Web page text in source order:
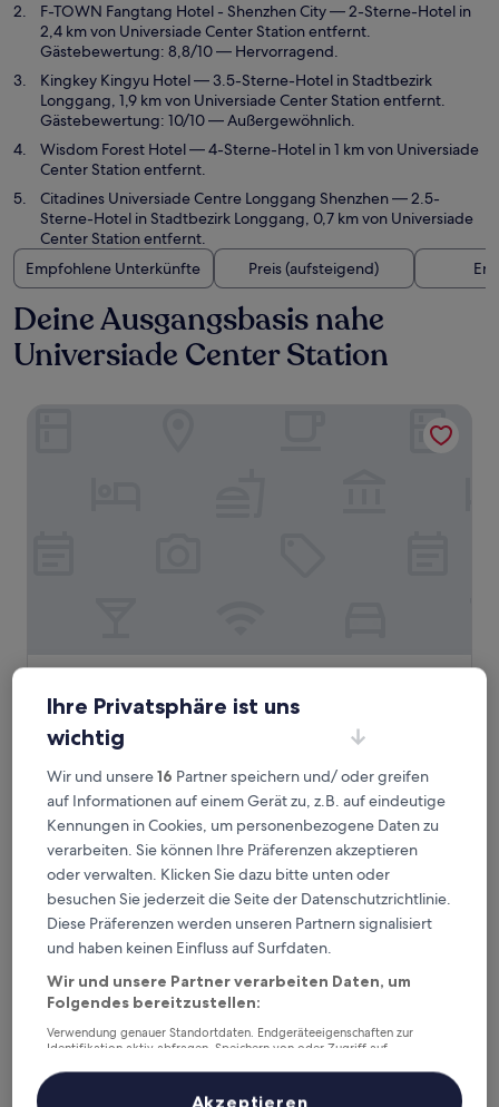
F-TOWN Fangtang Hotel - Shenzhen City— 2-Sterne-Hotel in
2,4 km von Universiade Center Station entfernt.
Gästebewertung: 8,8/10 — Hervorragend.
Kingkey Kingyu Hotel— 3.5-Sterne-Hotel in Stadtbezirk
Longgang, 1,9 km von Universiade Center Station entfernt.
Gästebewertung: 10/10 — Außergewöhnlich.
Wisdom Forest Hotel— 4-Sterne-Hotel in 1 km von Universiade
Center Station entfernt.
Citadines Universiade Centre Longgang Shenzhen— 2.5-
Sterne-Hotel in Stadtbezirk Longgang, 0,7 km von Universiade
Center Station entfernt.
Empfohlene Unterkünfte
Preis (aufsteigend)
Deine Ausgangsbasis nahe
Universiade Center Station
4.0-
Sterne-
Unterkunft
2,8 km von Universiade Center Station entfernt
von
10,
Sehr
(6
Bewertungen)
Der
Preis
beträgt
61 €
inkl. Steuern & Gebühren
F-TOWN Fangtang Hotel - Shenzhen City
Ihre Privatsphäre ist uns
wichtig
Wir und unsere16 Partner speichern und/ oder greifen
auf Informationen auf einem Gerät zu, z.B. auf eindeutige
Kennungen in Cookies, um personenbezogene Daten zu
verarbeiten. Sie können Ihre Präferenzen akzeptieren
oder verwalten. Klicken Sie dazu bitte unten oder
besuchen Sie jederzeit die Seite der Datenschutzrichtlinie.
Diese Präferenzen werden unseren Partnern signalisiert
und haben keinen Einfluss auf Surfdaten.
Wir und unsere Partner verarbeiten Daten, um
Folgendes bereitzustellen:
Verwendung genauer Standortdaten. Endgeräteeigenschaften zur
Identifikation aktiv abfragen. Speichern von oder Zugriff auf
Inhalte, Messung von Werbeleistung und der Performance von Inhalten,
Zielgruppenforschung sowie Entwicklung und Verbesserung von
Akzeptieren